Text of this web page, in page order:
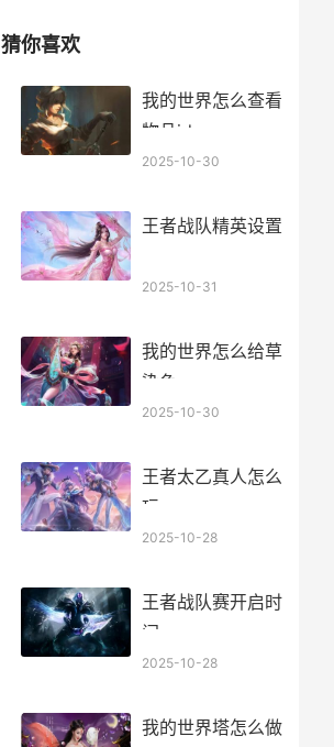
猜你喜欢
我的世界怎么查看
物品id
2025-10-30
王者战队精英设置
2025-10-31
我的世界怎么给草
染色
2025-10-30
王者太乙真人怎么
玩
2025-10-28
王者战队赛开启时
间
2025-10-28
我的世界塔怎么做